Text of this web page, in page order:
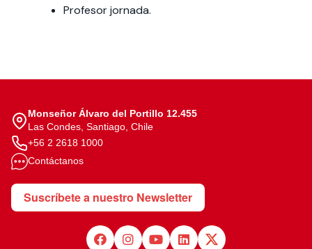
Profesor jornada.
Monseñor Álvaro del Portillo 12.455
Las Condes, Santiago, Chile
+56 2 2618 1000
Contáctanos
Suscríbete a nuestro Newsletter